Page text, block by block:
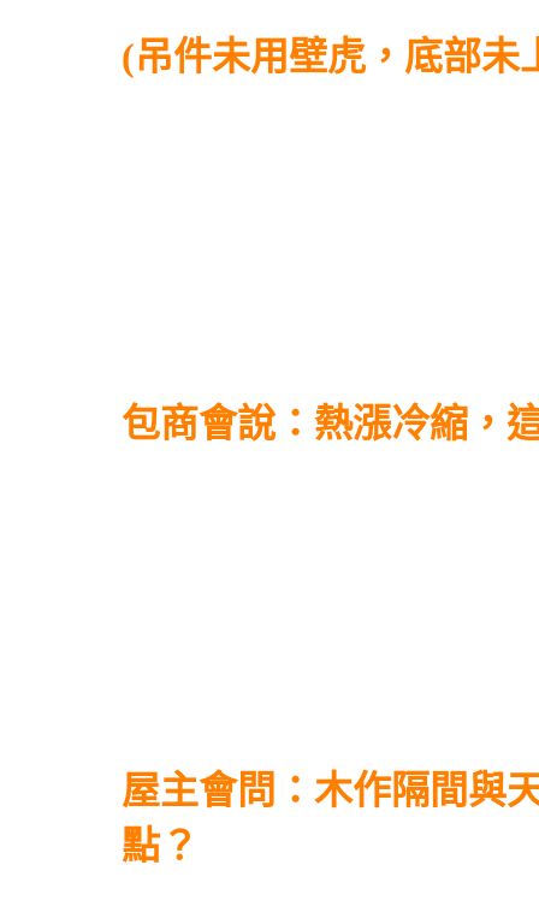
(吊件未用壁虎，底部
包商會說：熱漲冷縮，
屋主會問：木作隔間與
點？